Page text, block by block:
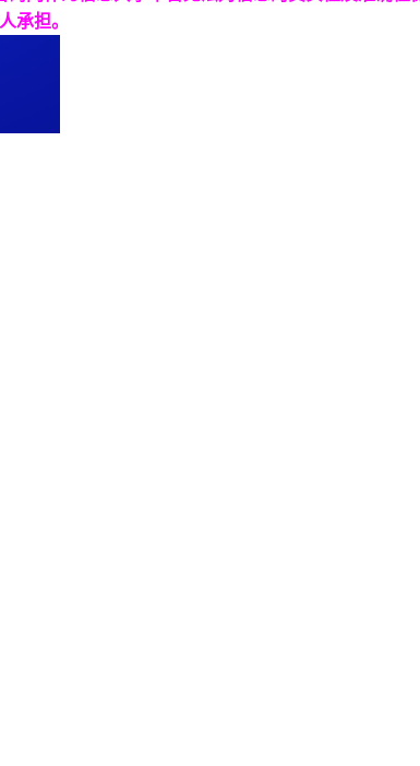
承担。